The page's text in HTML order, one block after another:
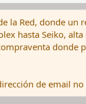
la Red, donde
hasta Seiko,
de email